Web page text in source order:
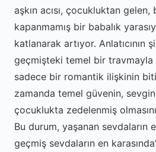
aşkın acısı, çocukluktan
kapanmamış bir babalık
katlanarak artıyor. Anlatıcının
geçmişteki temel bir travmayla
sadece bir romantik ilişkinin
zamanda temel güvenin,
çocuklukta zedelenmiş
Bu durum, yaşanan sevdaların
geçmiş sevdaların en